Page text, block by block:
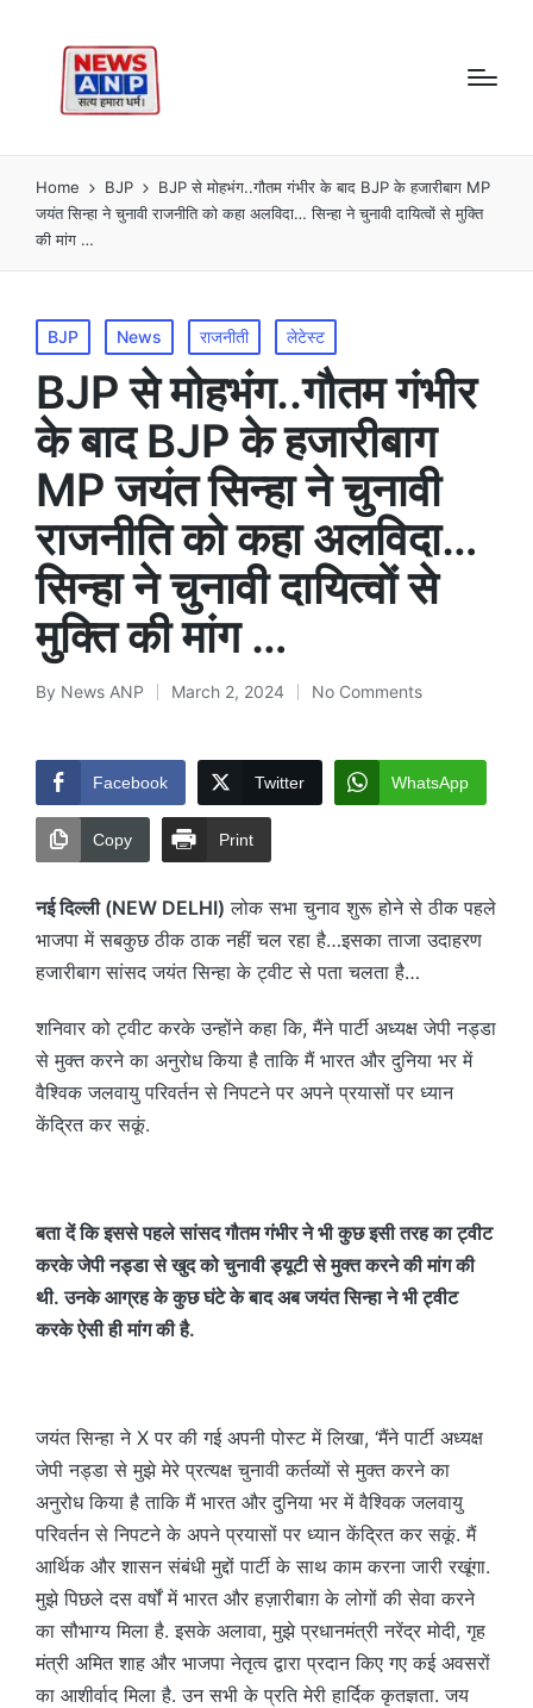
Home BJP
BJP से मोहभंग..गौतम गंभीर के बाद BJP के हजारीबाग MP
जयंत सिन्हा ने चुनावी राजनीति को कहा अलविदा… सिन्हा ने चुनावी दायित्वों से मुक्ति
की मांग …
Posted
in
BJP News राजनीती लेटेस्ट
BJP से मोहभंग..गौतम गंभीर
के बाद BJP के हजारीबाग
MP जयंत सिन्हा ने चुनावी
राजनीति को कहा अलविदा…
सिन्हा ने चुनावी दायित्वों से
मुक्ति की मांग …
Posted
By News ANP March 2, 2024 No Comments
Facebook Twitter WhatsApp
Copy Print
नई दिल्ली (NEW DELHI) लोक सभा चुनाव शुरू होने से ठीक पहले
भाजपा में सबकुछ ठीक ठाक नहीं चल रहा है…इसका ताजा उदाहरण
हजारीबाग सांसद जयंत सिन्हा के ट्वीट से पता चलता है…
शनिवार को ट्वीट करके उन्होंने कहा कि, मैंने पार्टी अध्यक्ष जेपी नड्डा
से मुक्त करने का अनुरोध किया है ताकि मैं भारत और दुनिया भर में
वैश्विक जलवायु परिवर्तन से निपटने पर अपने प्रयासों पर ध्यान
केंद्रित कर सकूं.
बता दें कि इससे पहले सांसद गौतम गंभीर ने भी कुछ इसी तरह का ट्वीट
करके जेपी नड्डा से खुद को चुनावी ड्यूटी से मुक्त करने की मांग की
थी. उनके आग्रह के कुछ घंटे के बाद अब जयंत सिन्हा ने भी ट्वीट
करके ऐसी ही मांग की है.
जयंत सिन्हा ने X पर की गई अपनी पोस्ट में लिखा, ‘मैंने पार्टी अध्यक्ष
जेपी नड्डा से मुझे मेरे प्रत्यक्ष चुनावी कर्तव्यों से मुक्त करने का
अनुरोध किया है ताकि मैं भारत और दुनिया भर में वैश्विक जलवायु
परिवर्तन से निपटने के अपने प्रयासों पर ध्यान केंद्रित कर सकूं. मैं
आर्थिक और शासन संबंधी मुद्दों पार्टी के साथ काम करना जारी रखूंगा.
मुझे पिछले दस वर्षों में भारत और हज़ारीबाग़ के लोगों की सेवा करने
का सौभाग्य मिला है. इसके अलावा, मुझे प्रधानमंत्री नरेंद्र मोदी, गृह
मंत्री अमित शाह और भाजपा नेतृत्व द्वारा प्रदान किए गए कई अवसरों
का आशीर्वाद मिला है. उन सभी के प्रति मेरी हार्दिक कृतज्ञता. जय